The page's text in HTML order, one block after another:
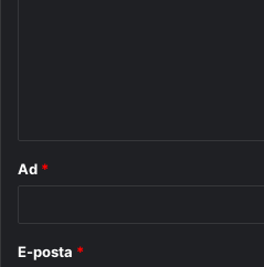
Ad *
E-posta *